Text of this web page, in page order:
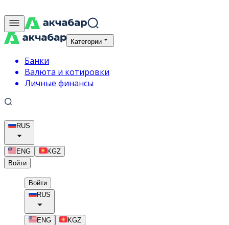
Категории
Банки
Валюта и котировки
Личные финансы
RUS
ENG
KGZ
Войти
Войти
RUS
ENG KGZ